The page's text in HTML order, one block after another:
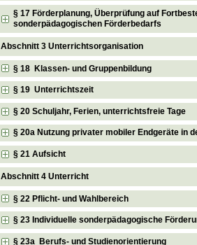
§ 17 Förderplanung, Überprüfung auf
sonderpädagogischen Förderbedarfs
Abschnitt 3 Unterrichtsorganisation
§ 18 Klassen- und Gruppenbildung
§ 19 Unterrichtszeit
§ 20 Schuljahr, Ferien, unterrichtsfreie Tage
§ 20a Nutzung privater mobiler Endgeräte in
§ 21 Aufsicht
Abschnitt 4 Unterricht
§ 22 Pflicht- und Wahlbereich
§ 23 Individuelle sonderpädagogische
§ 23a Berufs- und Studienorientierung